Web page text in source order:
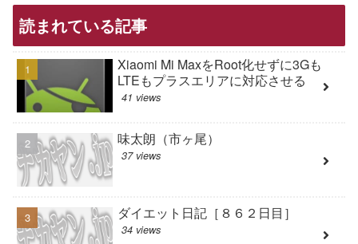
読まれている記事
Xiaomi Mi MaxをRoot化せずに3Gも
LTEもプラスエリアに対応させる
41 views
味太朗（市ヶ尾）
37 views
ダイエット日記［８６２日目］
34 views